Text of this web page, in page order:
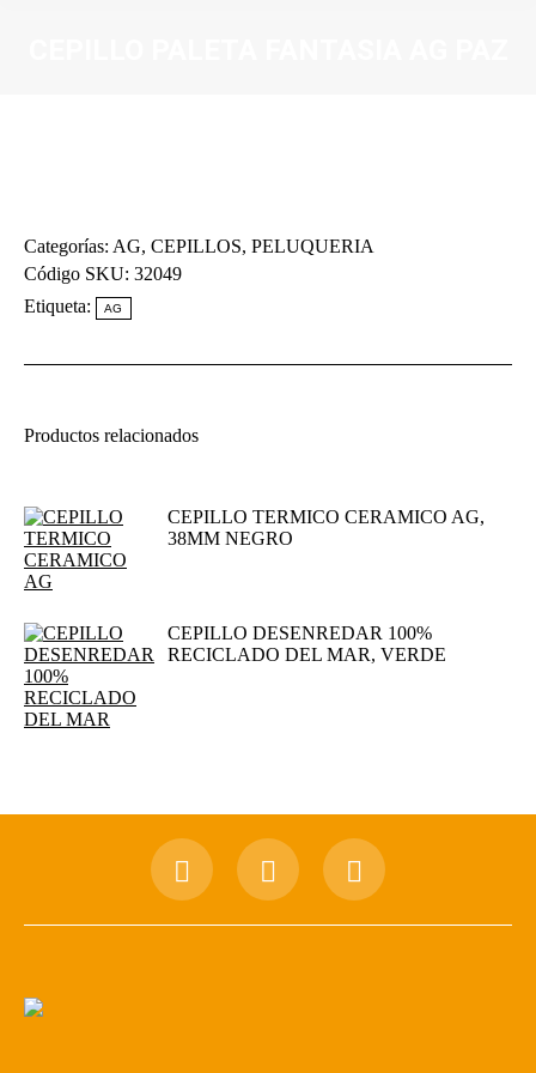
Categorías: AG, CEPILLOS, PELUQUERIA
Código SKU: 32049
Etiqueta:
AG
Productos relacionados
CEPILLO TERMICO CERAMICO AG,
38MM NEGRO
CEPILLO DESENREDAR 100%
RECICLADO DEL MAR, VERDE